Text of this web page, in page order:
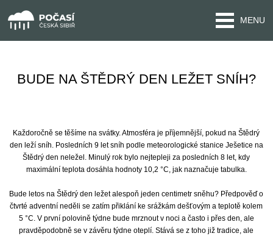
MENU
BUDE NA ŠTĚDRÝ DEN LEŽET SNÍH?
Každoročně se těšíme na svátky. Atmosféra je příjemnější, pokud na Štědrý
den leží sníh. Posledních 9 let sníh podle meteorologické stanice Ješetice na
Štědrý den neležel. Minulý rok bylo nejtepleji za posledních 8 let, kdy
maximální teplota dosáhla hodnoty 10,2 °C, jak naznačuje tabulka.
Bude letos na Štědrý den ležet alespoň jeden centimetr sněhu? Předpověď o
čtvrté adventní neděli se zatím přiklání ke srážkám dešťovým a teplotě kolem
5 °C. V první polovině týdne bude mrznout v noci a často i přes den, ale
pravděpodobně se v závěru týdne oteplí. Stává se z toho již tradice, ale